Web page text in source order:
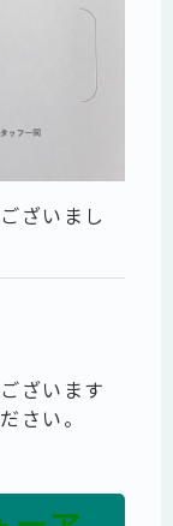
ざいまし
ざいます
さい。